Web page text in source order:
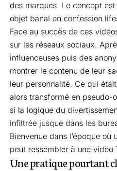
des marques. Le concept
objet banal en confession
Face au succès de ces
sur les réseaux sociaux.
influenceuses puis des
montrer le contenu de leur
leur personnalité. Ce qui
alors transformé en pseudo-
si la logique du
infiltrée jusque dans les
Bienvenue dans l’époque où
peut ressembler à une vidéo
Une pratique pourtant